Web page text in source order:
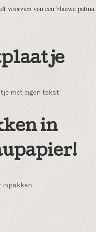
voorzien van een blauwe patina.
met eigen tekst
in
inpakken